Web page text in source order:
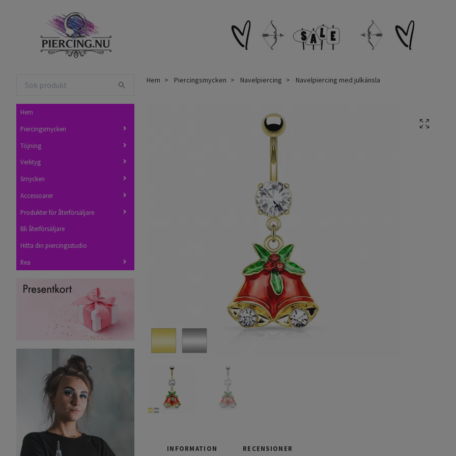
Hem
Piercingsmycken
Töjning
Verktyg
Smycken
Accessoarer
Produkter för återförsäljare
Bli återförsäljare
Hitta din piercingsstudio
Rea
Hem Piercingsmycken Navelpiercing Navelpiercing med julkänsla
INFORMATION RECENSIONER